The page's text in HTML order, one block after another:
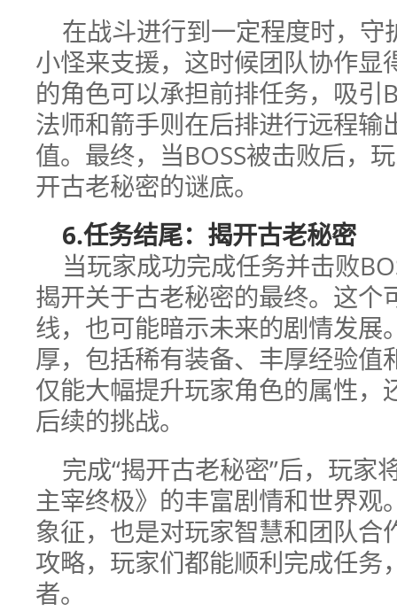
在战斗进行到一定程度时，守
小怪来支援，这时候团队协作显
的角色可以承担前排任务，吸引
法师和箭手则在后排进行远程输
值。最终，当BOSS被击败后，
开古老秘密的谜底。
6.任务结尾：揭开古老秘密
当玩家成功完成任务并击败
揭开关于古老秘密的最终。这个
线，也可能暗示未来的剧情发展
厚，包括稀有装备、丰厚经验值
仅能大幅提升玩家角色的属性，
后续的挑战。
完成“揭开古老秘密”后，玩家
主宰终极》的丰富剧情和世界观
象征，也是对玩家智慧和团队合
攻略，玩家们都能顺利完成任务
者。